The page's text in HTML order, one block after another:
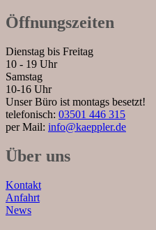
Öffnungszeiten
Dienstag bis Freitag
10 - 19 Uhr
Samstag
10-16 Uhr
Unser Büro ist montags besetzt!
telefonisch: 03501 446 315
per Mail: info@kaeppler.de
Über uns
Kontakt
Anfahrt
News